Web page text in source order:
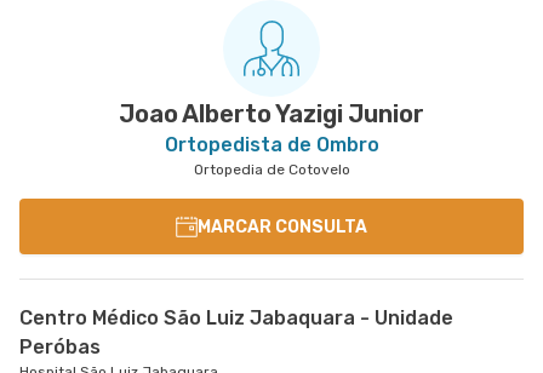
Joao Alberto Yazigi Junior
Ortopedista de Ombro
Ortopedia de Cotovelo
MARCAR CONSULTA
Centro Médico São Luiz Jabaquara - Unidade
Peróbas